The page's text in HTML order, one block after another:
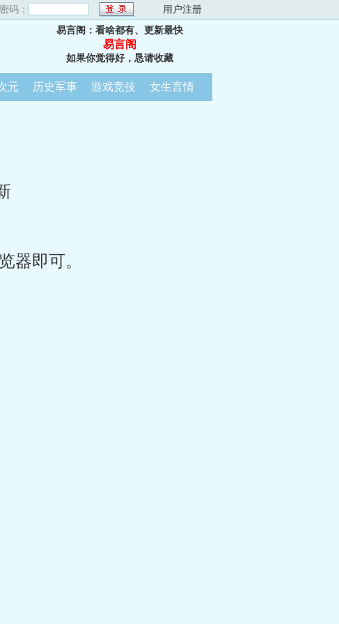
密码： 用户注册
易言阁：看啥都有、更新最快
易言阁
如果你觉得好，恳请收藏
元 历史军事 游戏竞技 女生言情
器即可。